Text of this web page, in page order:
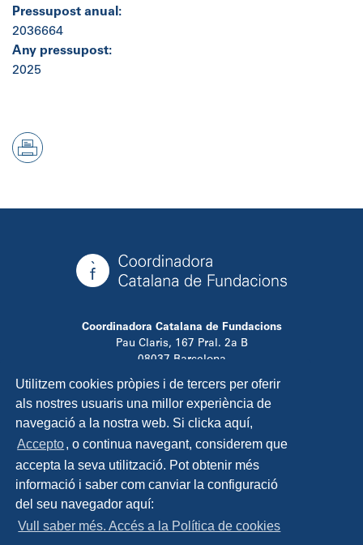
Utilitzem cookies pròpies i de tercers per oferir
als nostres usuaris una millor experiència de
navegació a la nostra web. Si clicka aquí,
Accepto, o continua navegant, considerem que
accepta la seva utilització. Pot obtenir més
informació i saber com canviar la configuració
del seu navegador aquí:
Vull saber més. Accés a la Política de cookies
Pressupost anual:
2036664
Any pressupost:
2025
Coordinadora Catalana de Fundacions
Pau Claris, 167 Pral. 2a B
08037 Barcelona
T. 934 881 480
info@ccfundacions.cat
Contacta
Política de privadesa
Política de cookies